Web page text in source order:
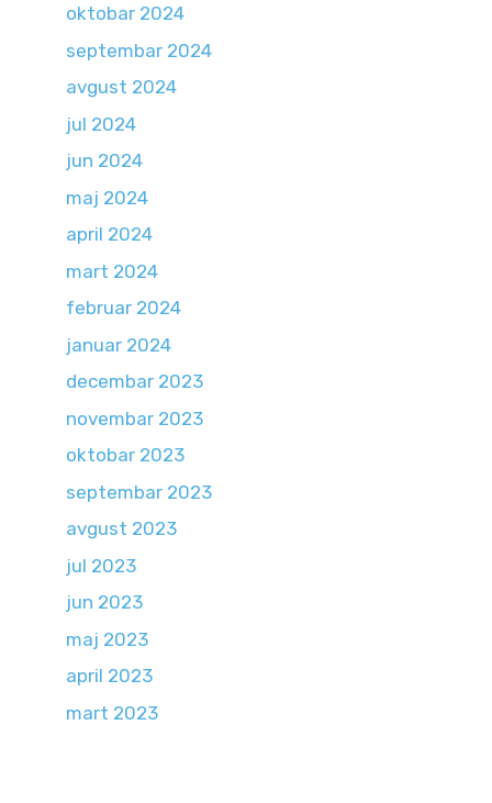
oktobar 2024
septembar 2024
avgust 2024
jul 2024
jun 2024
maj 2024
april 2024
mart 2024
februar 2024
januar 2024
decembar 2023
novembar 2023
oktobar 2023
septembar 2023
avgust 2023
jul 2023
jun 2023
maj 2023
april 2023
mart 2023